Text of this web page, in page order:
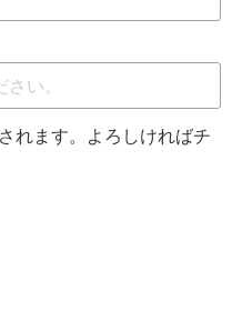
れます。よろしければチ